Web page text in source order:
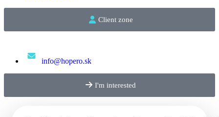
Client zone
info@hopero.sk
I'm interested